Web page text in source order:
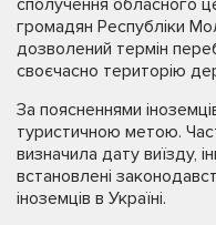
сполучення обласного
громадян Республіки
дозволений термін
своєчасно територію
За поясненнями
туристичною метою.
визначила дату виїзду,
встановлені
іноземців в Україні.